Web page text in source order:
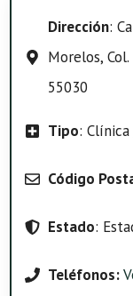
Dirección:
Morelos,
55030
Tipo:
Código
Estado:
Teléfonos: